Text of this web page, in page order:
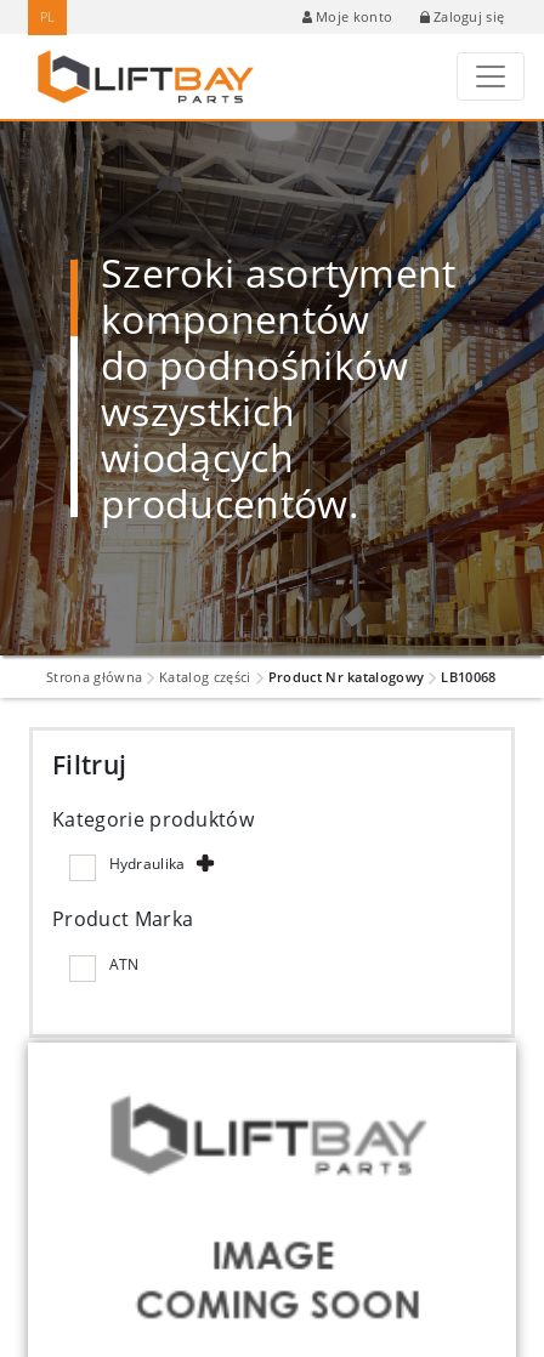
PL Moje konto Zaloguj się
Szeroki asortyment
komponentów
do podnośników
wszystkich
wiodących
producentów.
Strona główna Katalog części Product Nr katalogowy LB10068
Filtruj
Kategorie produktów
Hydraulika
Product Marka
ATN